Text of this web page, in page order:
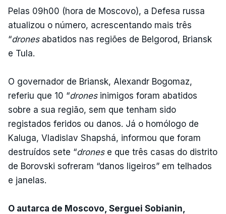
Pelas 09h00 (hora de Moscovo), a Defesa russa
atualizou o número, acrescentando mais três
“drones abatidos nas regiões de Belgorod, Briansk
e Tula.
O governador de Briansk, Alexandr Bogomaz,
referiu que 10 “drones inimigos foram abatidos
sobre a sua região, sem que tenham sido
registados feridos ou danos. Já o homólogo de
Kaluga, Vladislav Shapshá, informou que foram
destruídos sete “drones e que três casas do distrito
de Borovski sofreram “danos ligeiros” em telhados
e janelas.
O autarca de Moscovo, Serguei Sobianin,